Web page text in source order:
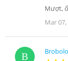
Mượt,
Mar 07,